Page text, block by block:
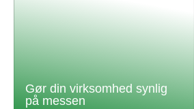
Gør din virksomhed synlig
på messen